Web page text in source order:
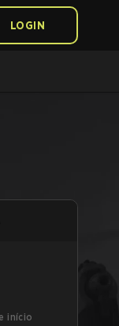
LOGIN
início